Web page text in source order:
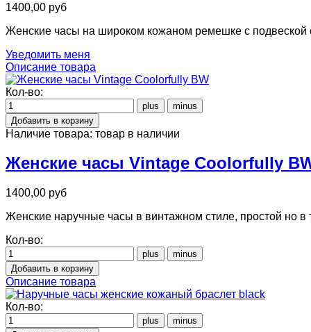
1400,00 руб
Женские часы на широком кожаном ремешке с
Уведомить меня
Описание товара
Кол-во:
Наличие товара: товар в наличии
Женские часы Vintage Coolorfully
1400,00 руб
Женские наручные часы в винтажном стиле, простой но
Кол-во:
Описание товара
Кол-во: